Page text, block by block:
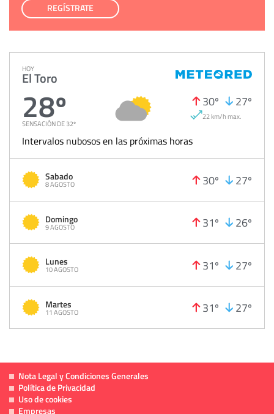
REGÍSTRATE
HOY
El Toro
28º
SENSACIÓN DE 32º
30º 27º
22 km/h max.
Intervalos nubosos en las próximas horas
Sabado
8 AGOSTO 30º 27º
Domingo
9 AGOSTO 31º 26º
Lunes
10 AGOSTO 31º 27º
Martes
11 AGOSTO 31º 27º
Nota Legal y Condiciones Generales
Política de Privacidad
Uso de cookies
Empresas